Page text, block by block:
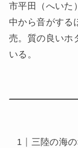
市平田（へいた
中から音がする
売。質の良いホ
いる。
三陸の海